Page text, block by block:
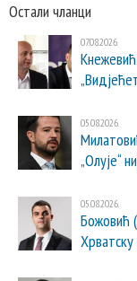
Остали чланци
07.08.2026.
05.08.2026.
„Олује“
05.08.2026.
Божовић